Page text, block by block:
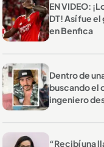
EN VIDEO:
DT! Así fue el
en Benfica
Dentro de
buscando el
ingeniero
“Recibí una